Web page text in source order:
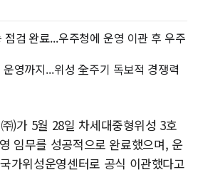
검 완료...우주청에 운영 이관 후 우주
영까지...위성 全주기 독보적 경쟁력
)가 5월 28일 차세대중형위성 3호
임무를 성공적으로 완료했으며, 운
가위성운영센터로 공식 이관했다고